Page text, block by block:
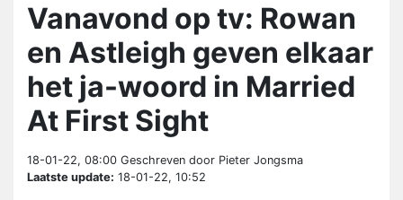
Vanavond op tv: Rowan
en Astleigh geven elkaar
het ja-woord in Married
At First Sight
18-01-22, 08:00 Geschreven door Pieter Jongsma
Laatste update: 18-01-22, 10:52